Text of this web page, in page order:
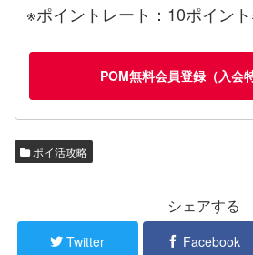
※ポイントレート：10ポイン
POM無料会員登録（入会
ポイ活攻略
シェアする
Twitter Facebook